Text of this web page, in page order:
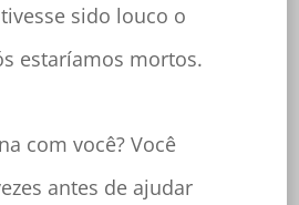
tivesse sido louco o
estaríamos mortos.
com você? Você
antes de ajudar